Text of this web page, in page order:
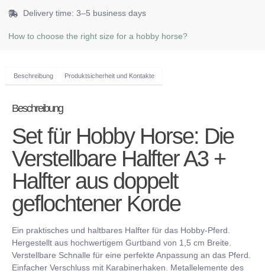
Delivery time: 3–5 business days
How to choose the right size for a hobby horse?
Beschreibung Produktsicherheit und Kontakte
Beschreibung
Set für Hobby Horse: Die
Verstellbare Halfter A3 +
Halfter aus doppelt
geflochtener Korde
Ein praktisches und haltbares Halfter für das Hobby-Pferd.
Hergestellt aus hochwertigem Gurtband von 1,5 cm Breite.
Verstellbare Schnalle für eine perfekte Anpassung an das Pferd.
Einfacher Verschluss mit Karabinerhaken. Metallelemente des